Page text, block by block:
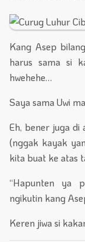
Kang Asep
harus sama si
hwehehe…
Saya sama Uwi
Eh, bener juga di
(nggak kayak
kita buat ke atas
“Hapunten ya
ngikutin kang
Keren jiwa si